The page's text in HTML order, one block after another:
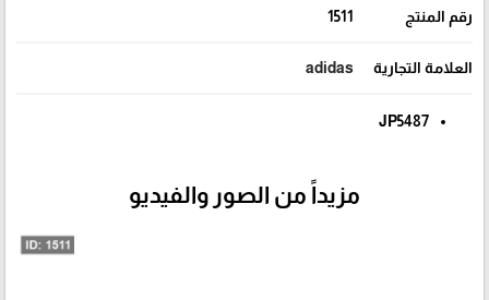
رقم المنتج 1511
العلامة التجارية adidas
JP5487
مزيداً من الصور والفيديو